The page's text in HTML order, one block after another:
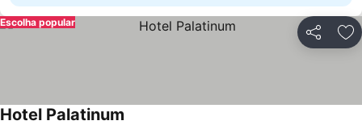
Partilhar
Escolha popular
Hotel Palatinum